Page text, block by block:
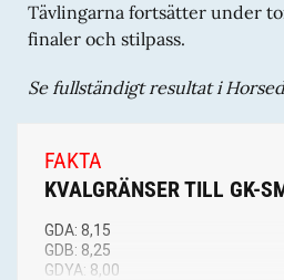
Tävlingarna fortsätter under
finaler och stilpass.
Se fullständigt resultat i
FAKTA
KVALGRÄNSER TILL GK-
GDA: 8,15
GDB: 8,25
GDYA: 8,00